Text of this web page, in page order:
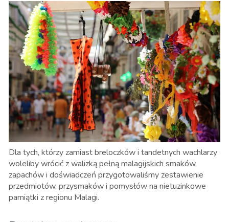
Dla tych, którzy zamiast breloczków i tandetnych wachlarzy
woleliby wrócić z walizką pełną malagijskich smaków,
zapachów i doświadczeń przygotowaliśmy zestawienie
przedmiotów, przysmaków i pomysłów na nietuzinkowe
pamiątki z regionu Malagi.